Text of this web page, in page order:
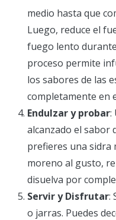
medio hasta que
Luego, reduce el
fuego lento
proceso permite
los sabores de las
completamente en
Endulzar y probar:
alcanzado el sabor
prefieres una sidra
moreno al gusto,
disuelva por
Servir y Disfrutar:
o jarras. Puedes